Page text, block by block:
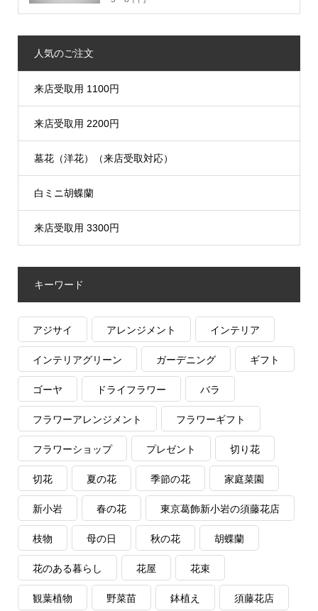
人気のご注文
来店受取用 1100円
来店受取用 2200円
墓花（洋花）（来店受取対応）
白ミニ胡蝶蘭
来店受取用 3300円
キーワード
アジサイ アレンジメント インテリア
インテリアグリーン ガーデニング ギフト
ゴーヤ ドライフラワー バラ
フラワーアレンジメント フラワーギフト
フラワーショップ プレゼント 切り花
切花 夏の花 季節の花 家庭菜園
新小岩 春の花 東京葛飾新小岩の須藤花店
枝物 母の日 秋の花 胡蝶蘭
花のある暮らし 花屋 花束
観葉植物 野菜苗 鉢植え 須藤花店